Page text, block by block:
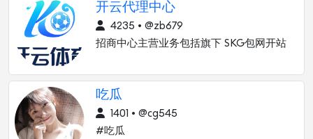
开云代理中心
4235 • @zb679
招商中心主营业务包括旗下 SKG包网开站
吃瓜
1401 • @cg545
#吃瓜